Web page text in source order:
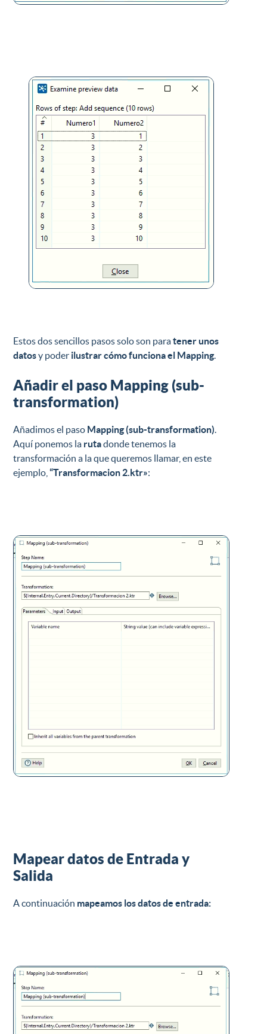
Estos dos sencillos pasos solo son paratener unos
datosy poder ilustrar cómo funciona el Mapping.
Añadir el paso Mapping (sub-
transformation)
Añadimos el paso Mapping (sub-transformation).
Aquí ponemos la rutadonde tenemos la
transformación a la que queremos llamar, en este
ejemplo,“Transformacion 2.ktr»:
Mapear datos de Entrada y
Salida
A continuación mapeamos los datos de entrada: